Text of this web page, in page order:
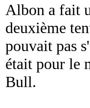
Albon a fait
deuxième
pouvait pas
était pour le
Bull.